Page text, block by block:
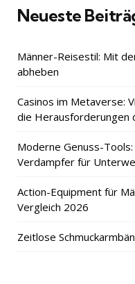
Neueste
Männer-Reisestil: Mit
abheben
Casinos im Metaverse:
die Herausforderungen
Moderne Genuss-
Verdampfer für
Action-Equipment für
Vergleich 2026
Zeitlose